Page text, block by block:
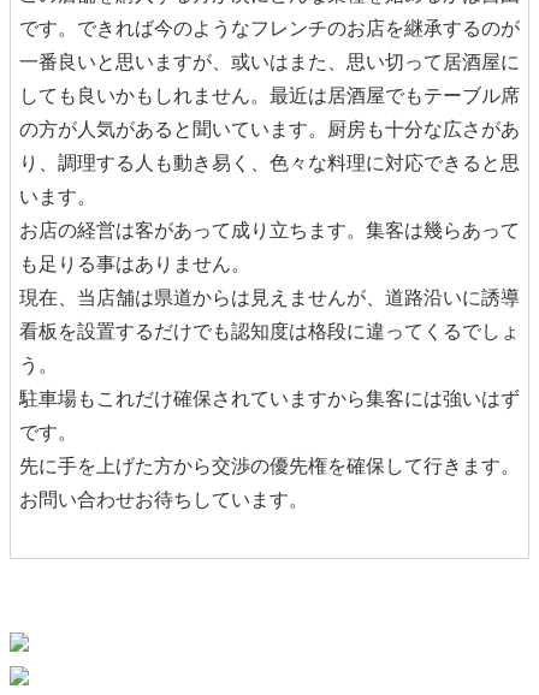
です。できれば今のようなフレンチのお店を継承するのが
一番良いと思いますが、或いはまた、思い切って居酒屋に
しても良いかもしれません。最近は居酒屋でもテーブル席
の方が人気があると聞いています。厨房も十分な広さがあ
り、調理する人も動き易く、色々な料理に対応できると思
います。
お店の経営は客があって成り立ちます。集客は幾らあって
も足りる事はありません。
現在、当店舗は県道からは見えませんが、道路沿いに誘導
看板を設置するだけでも認知度は格段に違ってくるでしょ
う。
駐車場もこれだけ確保されていますから集客には強いはず
です。
先に手を上げた方から交渉の優先権を確保して行きます。
お問い合わせお待ちしています。